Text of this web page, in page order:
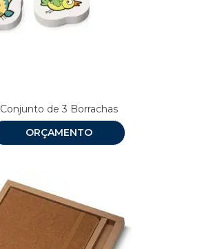
Conjunto de 3 Borrachas
ORÇAMENTO